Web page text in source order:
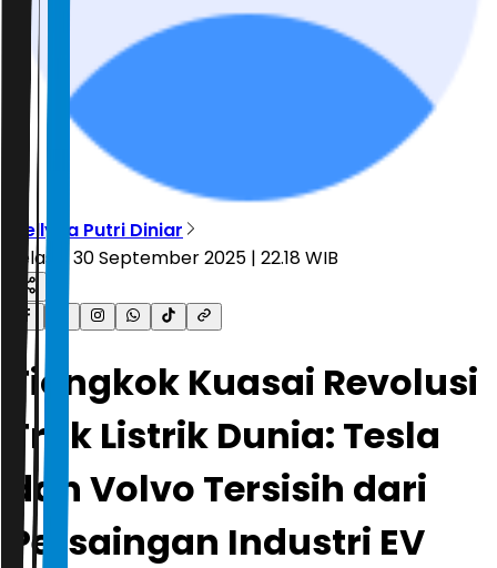
Mellyna Putri Diniar
Selasa, 30 September 2025 | 22.18 WIB
Tiongkok Kuasai Revolusi
Truk Listrik Dunia: Tesla
dan Volvo Tersisih dari
Persaingan Industri EV